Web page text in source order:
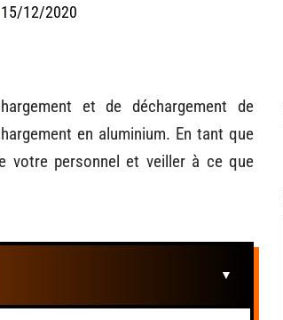
15/12/2020
et de déchargement de
en aluminium. En tant que
votre personnel et veiller à ce que